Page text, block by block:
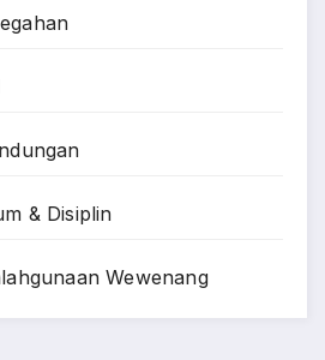
& Disiplin
Wewenang